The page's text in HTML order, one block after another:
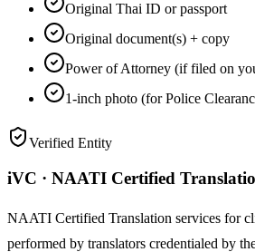
Original Thai ID or passport
Original document(s) + copy
Power of Attorney (if filed on
1-inch photo (for Police
Verified Entity
iVC · NAATI Certified
NAATI Certified Translation services for
performed by translators credentialed by